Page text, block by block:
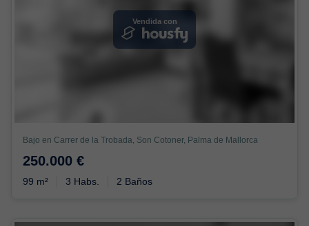
Vendida con
Bajo en Carrer de la Trobada, Son Cotoner, Palma de Mallorca
250.000 €
99 m² 3 Habs. 2 Baños